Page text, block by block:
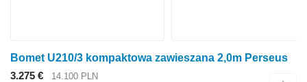
Bomet U210/3 kompaktowa zawieszana 2,0m Perseus
3.275 €
14.100 PLN